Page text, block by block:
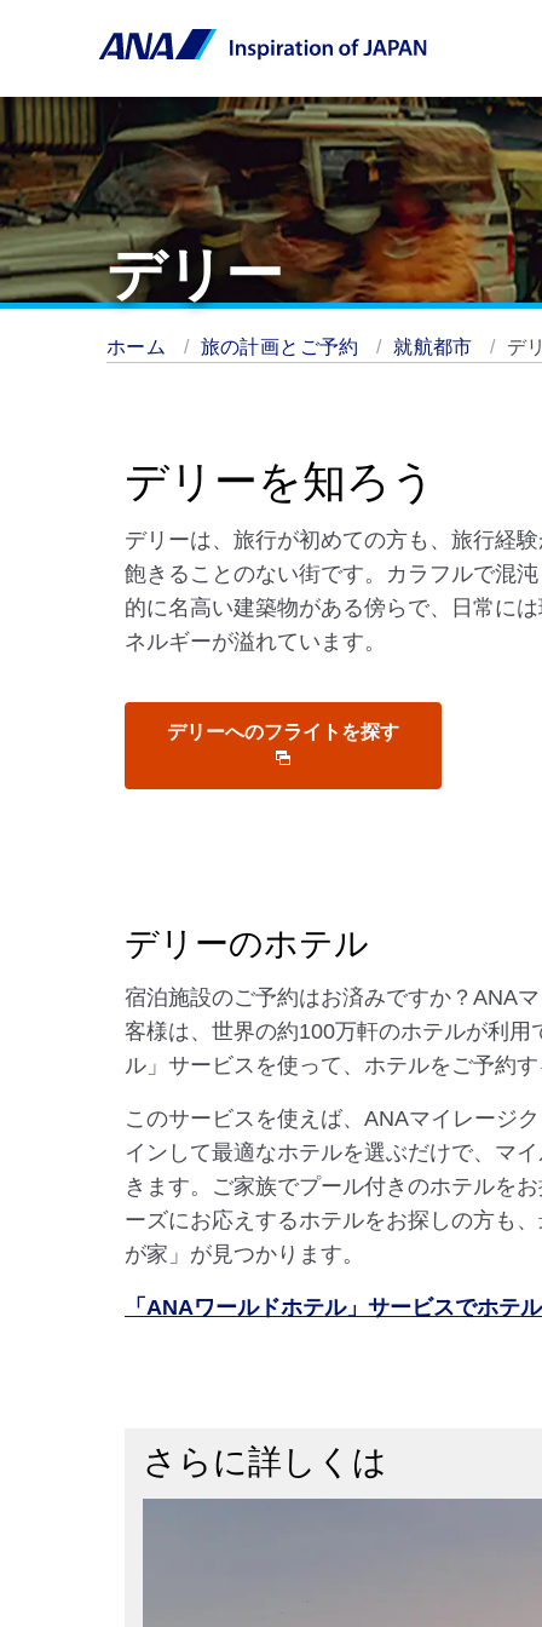
デリー
ホーム 旅の計画とご予約 就航都市 デ
デリーを知ろう
デリーは、旅行が初めての方も、旅行経
飽きることのない街です。カラフルで混
的に名高い建築物がある傍らで、日常に
ネルギーが溢れています。
デリーへのフライトを探す
デリーのホテル
宿泊施設のご予約はお済みですか？ANA
客様は、世界の約100万軒のホテルが利用
ル」サービスを使って、ホテルをご予約
このサービスを使えば、ANAマイレージ
インして最適なホテルを選ぶだけで、マ
きます。ご家族でプール付きのホテルを
ーズにお応えするホテルをお探しの方も
が家」が見つかります。
「ANAワールドホテル」サービスでホテ
さらに詳しくは